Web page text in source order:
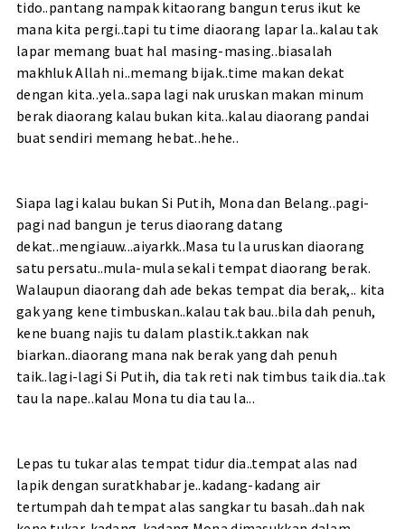
tido..pantang nampak kitaorang bangun terus ikut ke
mana kita pergi..tapi tu time diaorang lapar la..kalau tak
lapar memang buat hal masing-masing..biasalah
makhluk Allah ni..memang bijak..time makan dekat
dengan kita..yela..sapa lagi nak uruskan makan minum
berak diaorang kalau bukan kita..kalau diaorang pandai
buat sendiri memang hebat..hehe..
Siapa lagi kalau bukan Si Putih, Mona dan Belang..pagi-
pagi nad bangun je terus diaorang datang
dekat..mengiauw...aiyarkk..Masa tu la uruskan diaorang
satu persatu..mula-mula sekali tempat diaorang berak.
Walaupun diaorang dah ade bekas tempat dia berak,.. kita
gak yang kene timbuskan..kalau tak bau..bila dah penuh,
kene buang najis tu dalam plastik..takkan nak
biarkan..diaorang mana nak berak yang dah penuh
taik..lagi-lagi Si Putih, dia tak reti nak timbus taik dia..tak
tau la nape..kalau Mona tu dia tau la...
Lepas tu tukar alas tempat tidur dia..tempat alas nad
lapik dengan suratkhabar je..kadang-kadang air
tertumpah dah tempat alas sangkar tu basah..dah nak